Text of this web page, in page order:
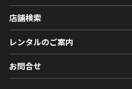
店舗検索
レンタルのご案内
お問合せ